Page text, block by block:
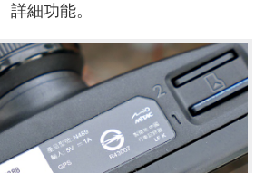
詳細功能。